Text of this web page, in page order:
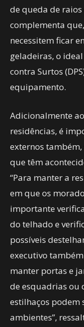
de queda de raios
complementa
necessitem ficar
geladeiras, o
contra Surtos
equipamento.
Adicionalmente
residências, é
externos
que têm
“Para manter a
em que os
importante
do telhado e
possíveis
executivo
manter portas e
de esquadrias ou
estilhaços podem
ambientes”,